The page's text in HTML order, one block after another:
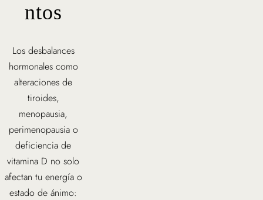
ntos
Los desbalances
hormonales como
alteraciones de
tiroides,
menopausia,
perimenopausia o
deficiencia de
vitamina D no solo
afectan tu energía o
estado de ánimo: